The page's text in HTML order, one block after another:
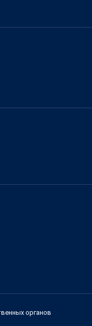
органов